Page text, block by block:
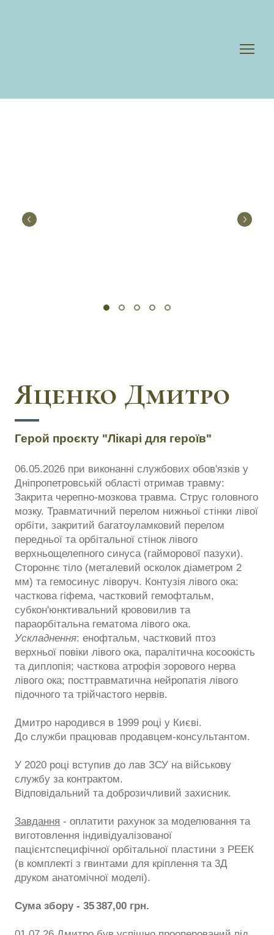
Яценко Дмитро
Герой проєкту "Лікарі для героїв"
06.05.2026 при виконанні службових обов'язків у
Дніпропетровській області отримав травму:
Закрита черепно-мозкова травма. Струс головного
мозку. Травматичний перелом нижньої стінки лівої
орбіти, закритий багатоуламковий перелом
передньої та орбітальної стінок лівого
верхньощелепного синуса (гайморової пазухи).
Стороннє тіло (металевий осколок діаметром 2
мм) та гемосинус ліворуч. Контузія лівого ока:
часткова гіфема, частковий гемофтальм,
субкон'юнктивальний крововилив та
параорбітальна гематома лівого ока.
Ускладнення: енофтальм, частковий птоз
верхньої повіки лівого ока, паралітична косоокість
та диплопія; часткова атрофія зорового нерва
лівого ока; посттравматична нейропатія лівого
підочного та трійчастого нервів.
Дмитро народився в 1999 році у Києві.
До служби працював продавцем-консультантом.
У 2020 році вступив до лав ЗСУ на військову
службу за контрактом.
Відповідальний та доброзичливий захисник.
Завдання - оплатити рахунок за моделювання та
виготовлення індивідуалізованої
пацієнтспецифічної орбітальної пластини з РЕЕК
(в комплекті з гвинтами для кріплення та 3Д
друком анатомічної моделі).
Сума збору - 35 387,00 грн.